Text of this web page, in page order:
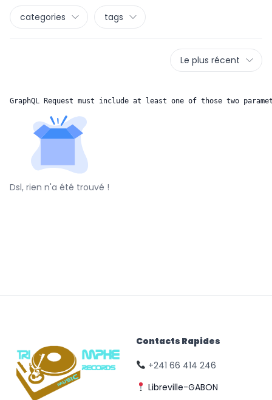
categories tags
Le plus récent
GraphQL Request must include at least one of those two
Dsl, rien n'a été trouvé !
Contacts Rapides
+241 66 414 246
Libreville-GABON